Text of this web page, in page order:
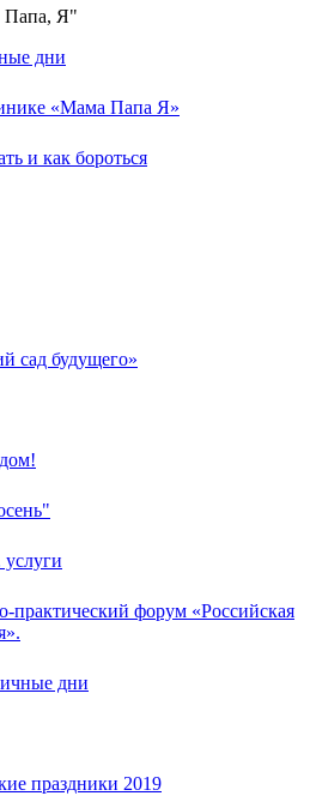
Папа, Я"
дни
«Мама Папа Я»
и как бороться
сад будущего»
форум «Российская
дни
праздники 2019